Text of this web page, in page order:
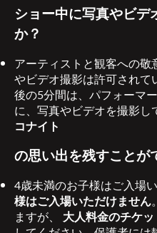
ショー中に写真やビ
か？
アーティストと観客への
やビデオ撮影は許可され
後の5分間は、パフォーマ
に、写真やビデオを撮影し
コナイト
の思い出を残すことが
4歳未満のお子様はご入場
様はご入場いただけません
ますが、 大人料金のチケ